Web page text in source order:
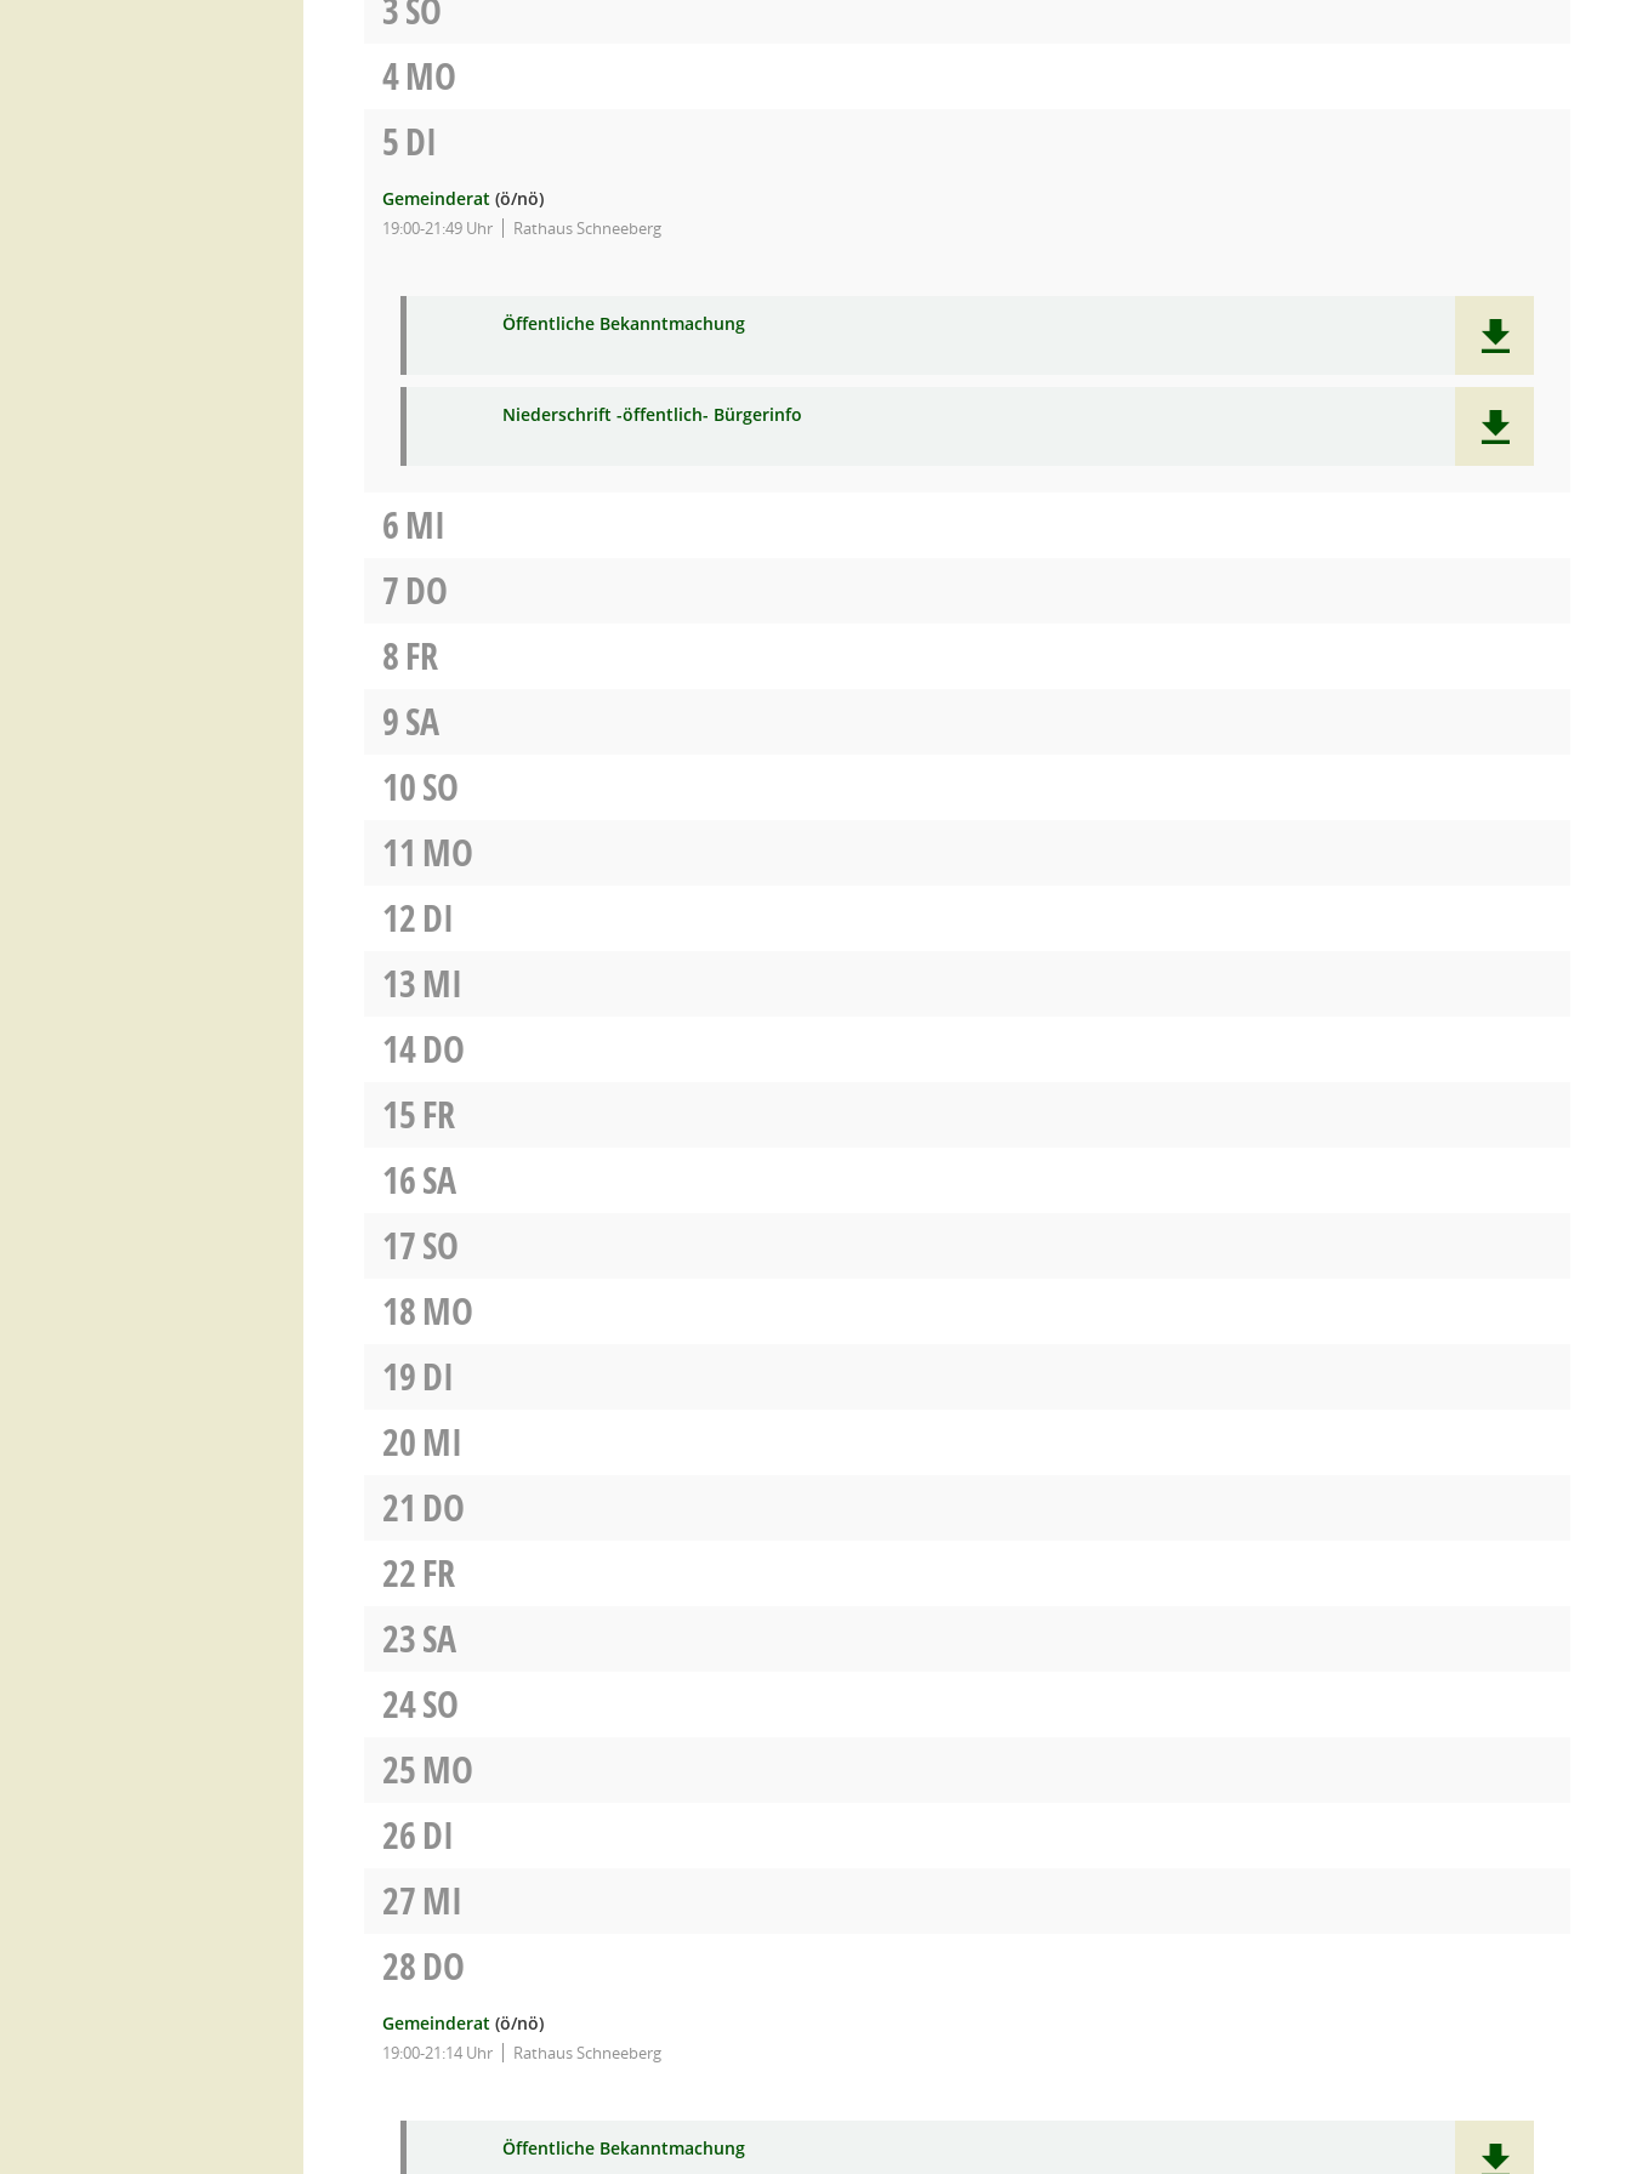
3SO
4MO
5DI
Gemeinderat (ö/nö)
19:00-21:49 Uhr Rathaus Schneeberg
Öffentliche Bekanntmachung
Niederschrift -öffentlich- Bürgerinfo
6MI
7DO
8FR
9SA
10SO
11 MO
12DI
13MI
14DO
15FR
16SA
17SO
18MO
19DI
20MI
21 DO
22FR
23SA
24SO
25MO
26DI
27MI
28DO
Gemeinderat (ö/nö)
19:00-21:14 Uhr Rathaus Schneeberg
Öffentliche Bekanntmachung